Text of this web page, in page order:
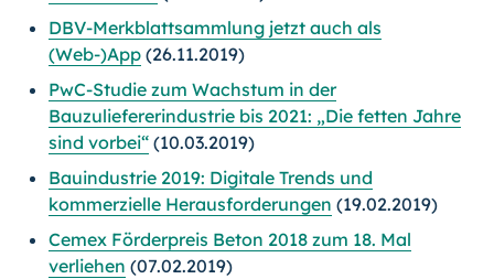
DBV-Merkblattsammlung jetzt auch als
(Web-)App (26.11.2019)
PwC-Studie zum Wachstum in der
Bauzuliefererindustrie bis 2021: „Die fetten Jahre
sind vorbei“ (10.03.2019)
Bauindustrie 2019: Digitale Trends und
kommerzielle Herausforderungen (19.02.2019)
Cemex Förderpreis Beton 2018 zum 18. Mal
verliehen (07.02.2019)